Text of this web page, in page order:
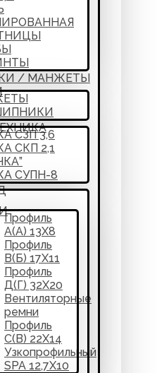
/ МАНЖЕТЫ
СЗП 3,6
СКП 2,1
СУПН-8
Профиль
А(А) 13Х8
Профиль
В(Б) 17Х11
Профиль
Д(Г) 32Х20
Вентиляторные
ремни
Профиль
С(В) 22Х14
Узкопрофильный
SPA 12,7Х10